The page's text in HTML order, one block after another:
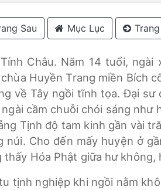
Sau Mục Lục
Châu. Năm 14 tuổi,
Huyền Trang miền Bích
về Tây ngồi tĩnh tọa. Đại
cầm chuỗi chói sáng
Tịnh độ tam kinh gần vài
núi. Cho đến mấy huyện ở
thấy Hóa Phật giữa hư
tịnh nghiệp khi ngồi nằm